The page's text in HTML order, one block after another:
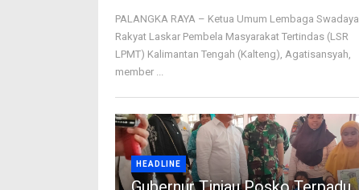
PALANGKA RAYA – Ketua Umum Lembaga Swadaya
Rakyat Laskar Pembela Masyarakat Tertindas (LSR
LPMT) Kalimantan Tengah (Kalteng), Agatisansyah,
member ...
HEADLINE